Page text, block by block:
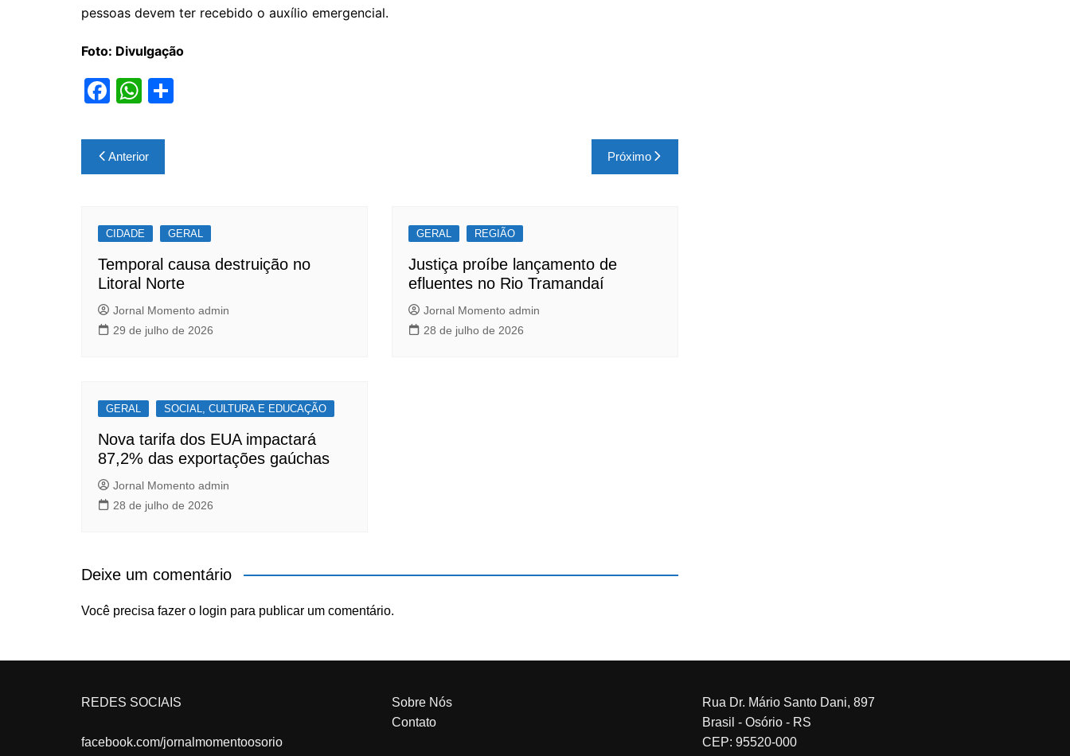
pessoas devem ter recebido o auxílio emergencial.
Foto: Divulgação
F
c
e
o
o
k
W
at
s
p
p
Navegação
de
Anterior Próximo
CIDADE GERAL
Temporal causa destruição no
Litoral Norte
Jornal Momento admin
29 de julho de 2026
GERAL REGIÃO
Justiça proíbe lançamento de
efluentes no Rio Tramandaí
Jornal Momento admin
28 de julho de 2026
GERAL SOCIAL, CULTURA E EDUCAÇÃO
Nova tarifa dos EUA impactará
87,2% das exportações gaúchas
Jornal Momento admin
28 de julho de 2026
Deixe um comentário
Você precisa fazer o login para publicar um comentário.
REDES SOCIAIS
facebook.com/jornalmomentoosorio
Sobre Nós
Contato
Rua Dr. Mário Santo Dani, 897
Brasil - Osório - RS
CEP: 95520-000